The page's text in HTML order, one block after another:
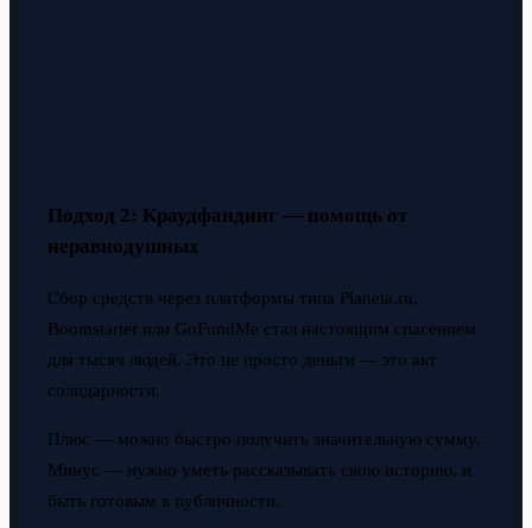
Подход 2: Краудфандинг — помощь от
неравнодушных
Сбор средств через платформы типа Planeta.ru,
Boomstarter или GoFundMe стал настоящим спасением
для тысяч людей. Это не просто деньги — это акт
солидарности.
Плюс — можно быстро получить значительную сумму.
Минус — нужно уметь рассказывать свою историю, и
быть готовым к публичности.